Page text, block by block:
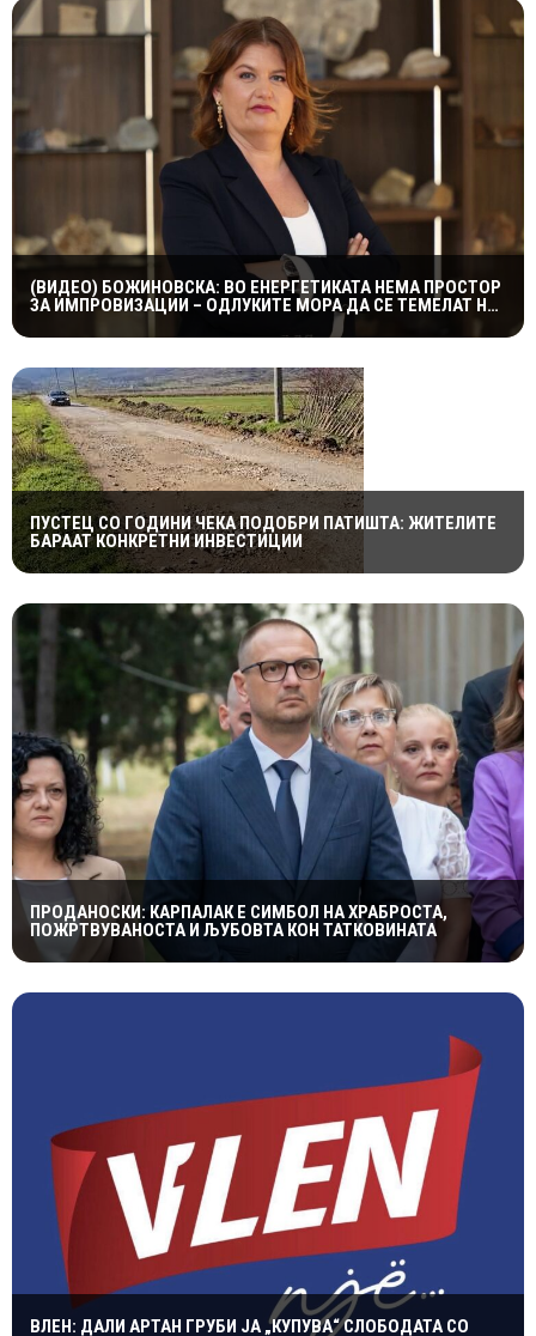
(ВИДЕО) БОЖИНОВСКА: ВО ЕНЕРГЕТИКАТА НЕМА ПРОСТОР
ЗА ИМПРОВИЗАЦИИ – ОДЛУКИТЕ МОРА ДА СЕ ТЕМЕЛАТ НА
ПУСТЕЦ СО ГОДИНИ ЧЕКА ПОДОБРИ ПАТИШТА: ЖИТЕЛИТЕ
БАРААТ КОНКРЕТНИ ИНВЕСТИЦИИ
ПРОДАНОСКИ: КАРПАЛАК Е СИМБОЛ НА ХРАБРОСТА,
ПОЖРТВУВАНОСТА И ЉУБОВТА КОН ТАТКОВИНАТА
ВЛЕН: ДАЛИ АРТАН ГРУБИ ЈА „КУПУВА“ СЛОБОДАТА СО